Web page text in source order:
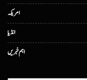
امریکہ
انڈیا
اہم خبریں